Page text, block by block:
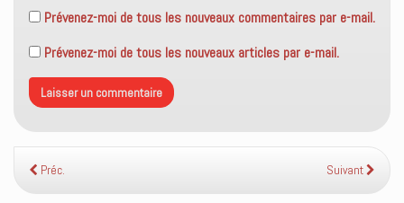
Prévenez-moi de tous les nouveaux commentaires par e-mail.
Prévenez-moi de tous les nouveaux articles par e-mail.
Préc. Suivant